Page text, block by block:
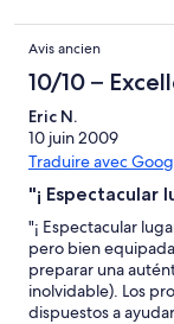
Avis ancien
10/10 –
Eric N.
10 juin 2009
Traduire avec
"¡ Espectacular
"¡ Espectacular
pero bien
preparar una
inolvidable). Los
dispuestos a